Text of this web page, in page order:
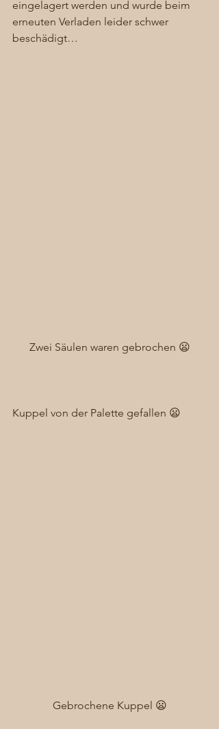
eingelagert werden und wurde beim
erneuten Verladen leider schwer
beschädigt…
Zwei Säulen waren gebrochen 😦
Kuppel von der Palette gefallen 😦
Gebrochene Kuppel 😦